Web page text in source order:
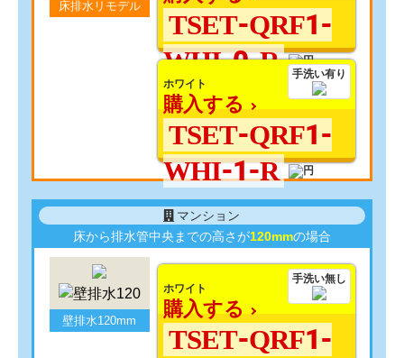
床排水リモデル
TSET-QRF1-
WHI-0-R
手洗い有り
ホワイト
購入する
TSET-QRF1-
WHI-1-R
マンション
床から排水管中央までの高さが120mmの場合
壁排水120mm
手洗い無し
ホワイト
購入する
TSET-QRF1-